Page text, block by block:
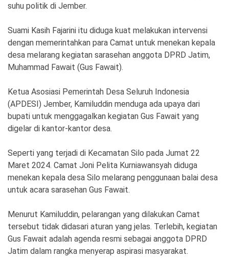
Wisata
Ekonomi Olahraga
Indeks Birokrasi
©
Copyright
Indonesia
All
Right
Reserve
suhu politik di Jember.
Suami Kasih Fajarini itu diduga kuat melakukan intervensi
dengan memerintahkan para Camat untuk menekan kepala
desa melarang kegiatan sarasehan anggota DPRD Jatim,
Muhammad Fawait (Gus Fawait).
Ketua Asosiasi Pemerintah Desa Seluruh Indonesia
(APDESI) Jember, Kamiluddin menduga ada upaya dari
bupati untuk menggagalkan kegiatan Gus Fawait yang
digelar di kantor-kantor desa.
Seperti yang terjadi di Kecamatan Silo pada Jumat 22
Maret 2024. Camat Joni Pelita Kurniawansyah diduga
menekan kepala desa Silo melarang penggunaan balai desa
untuk acara sarasehan Gus Fawait.
Menurut Kamiluddin, pelarangan yang dilakukan Camat
tersebut tidak didasari aturan yang jelas. Terlebih, kegiatan
Gus Fawait adalah agenda resmi sebagai anggota DPRD
Jatim dalam rangka menyerap aspirasi masyarakat.